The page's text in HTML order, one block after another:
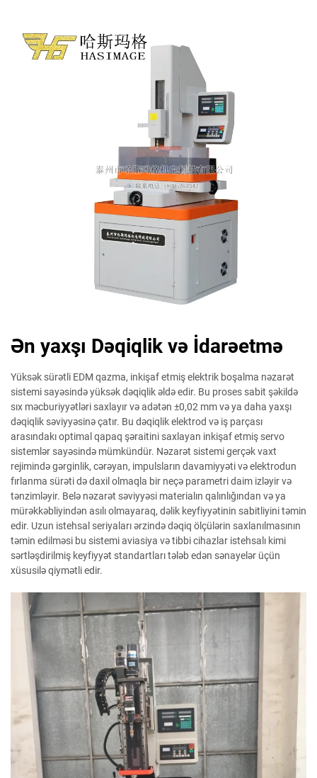
Ən yaxşı Dəqiqlik və İdarəetmə
Yüksək sürətli EDM qazma, inkişaf etmiş elektrik boşalma nəzarət
sistemi sayəsində yüksək dəqiqlik əldə edir. Bu proses sabit şəkildə
sıx məcburiyyətləri saxlayır və adətən ±0,02 mm və ya daha yaxşı
dəqiqlik səviyyəsinə çatır. Bu dəqiqlik elektrod və iş parçası
arasındakı optimal qapaq şəraitini saxlayan inkişaf etmiş servo
sistemlər sayəsində mümkündür. Nəzarət sistemi gerçək vaxt
rejimində gərginlik, cərəyan, impulsların davamiyyəti və elektrodun
fırlanma sürəti də daxil olmaqla bir neçə parametri daim izləyir və
tənzimləyir. Belə nəzarət səviyyəsi materialın qalınlığından və ya
mürəkkəbliyindən asılı olmayaraq, dəlik keyfiyyətinin sabitliyini təmin
edir. Uzun istehsal seriyaları ərzində dəqiq ölçülərin saxlanılmasının
təmin edilməsi bu sistemi aviasiya və tibbi cihazlar istehsalı kimi
sərtləşdirilmiş keyfiyyət standartları tələb edən sənayelər üçün
xüsusilə qiymətli edir.